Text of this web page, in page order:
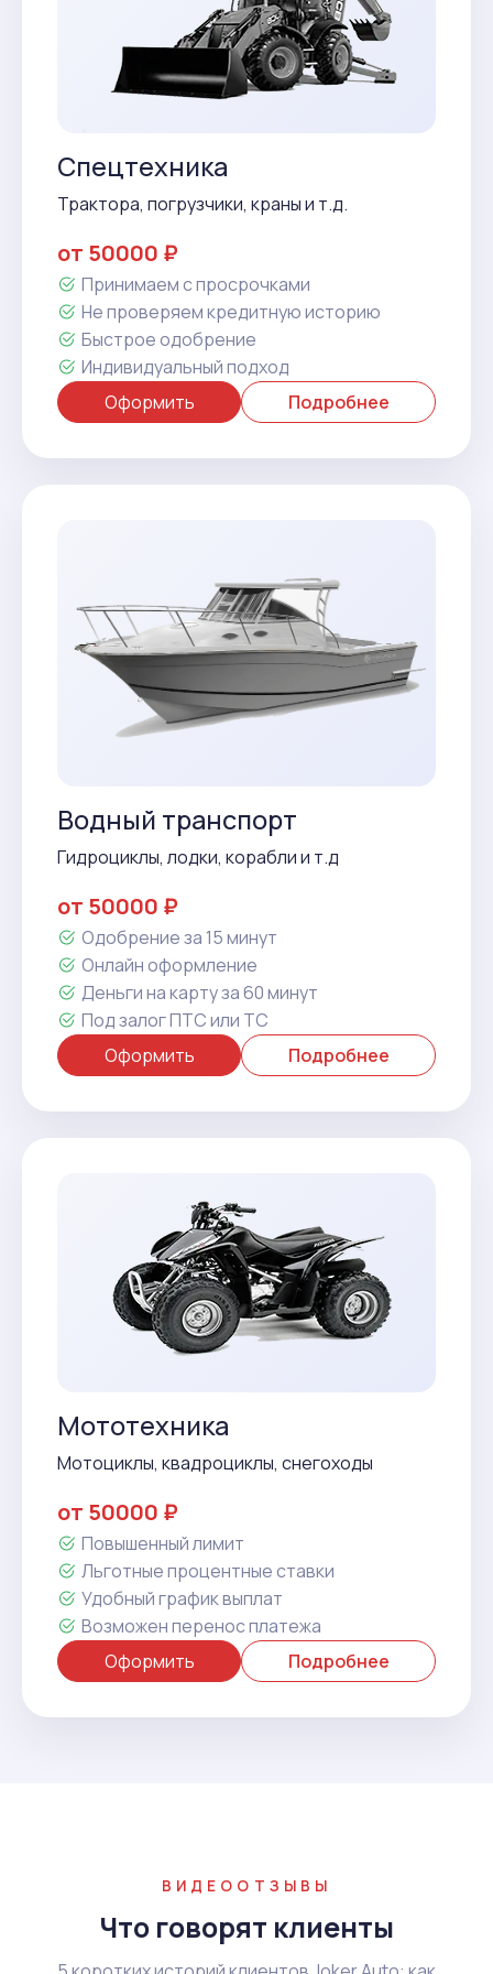
Спецтехника
Трактора, погрузчики, краны и т.д.
от 50000 ₽
Принимаем с просрочками
Не проверяем кредитную историю
Быстрое одобрение
Индивидуальный подход
Оформить
Подробнее
Водный транспорт
Гидроциклы, лодки, корабли и т.д
от 50000 ₽
Одобрение за 15 минут
Онлайн оформление
Деньги на карту за 60 минут
Под залог ПТС или ТС
Оформить
Подробнее
Мототехника
Мотоциклы, квадроциклы, снегоходы
от 50000 ₽
Повышенный лимит
Льготные процентные ставки
Удобный график выплат
Возможен перенос платежа
Оформить
Подробнее
ВИДЕООТЗЫВЫ
Что говорят клиенты